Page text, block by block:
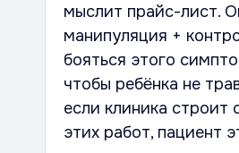
мыслит прайс-лист.
манипуляция +
бояться этого
чтобы ребёнка не
если клиника строит
этих работ, пациент